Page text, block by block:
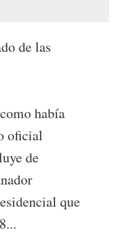
de las
había
oficial
de
que